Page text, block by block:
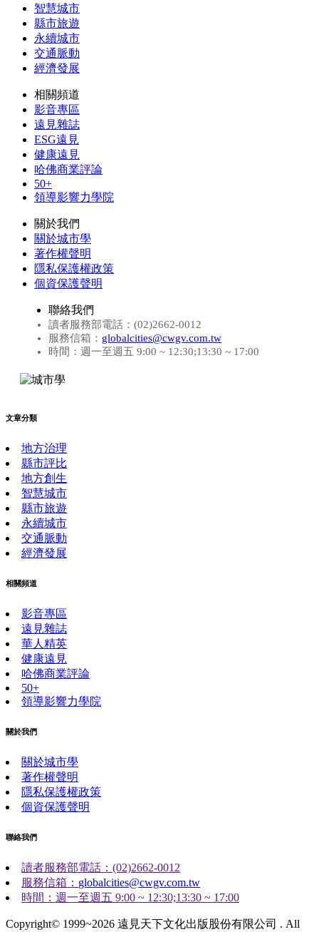
智慧城市
縣市旅遊
永續城市
交通脈動
經濟發展
相關頻道
影音專區
遠見雜誌
ESG遠見
健康遠見
哈佛商業評論
50+
領導影響力學院
關於我們
關於城市學
著作權聲明
隱私保護權政策
個資保護聲明
聯絡我們
讀者服務部電話：(02)2662-0012
服務信箱： globalcities@cwgv.com.tw
時間：週一至週五 9:00 ~ 12:30;13:30 ~ 17:00
文章分類
地方治理
縣市評比
地方創生
智慧城市
縣市旅遊
永續城市
交通脈動
經濟發展
相關頻道
影音專區
遠見雜誌
華人精英
健康遠見
哈佛商業評論
50+
領導影響力學院
關於我們
關於城市學
著作權聲明
隱私保護權政策
個資保護聲明
聯絡我們
讀者服務部電話：(02)2662-0012
服務信箱： globalcities@cwgv.com.tw
時間：週一至週五 9:00 ~ 12:30;13:30 ~ 17:00
Copyright© 1999~2026 遠見天下文化出版股份有限公司 . All